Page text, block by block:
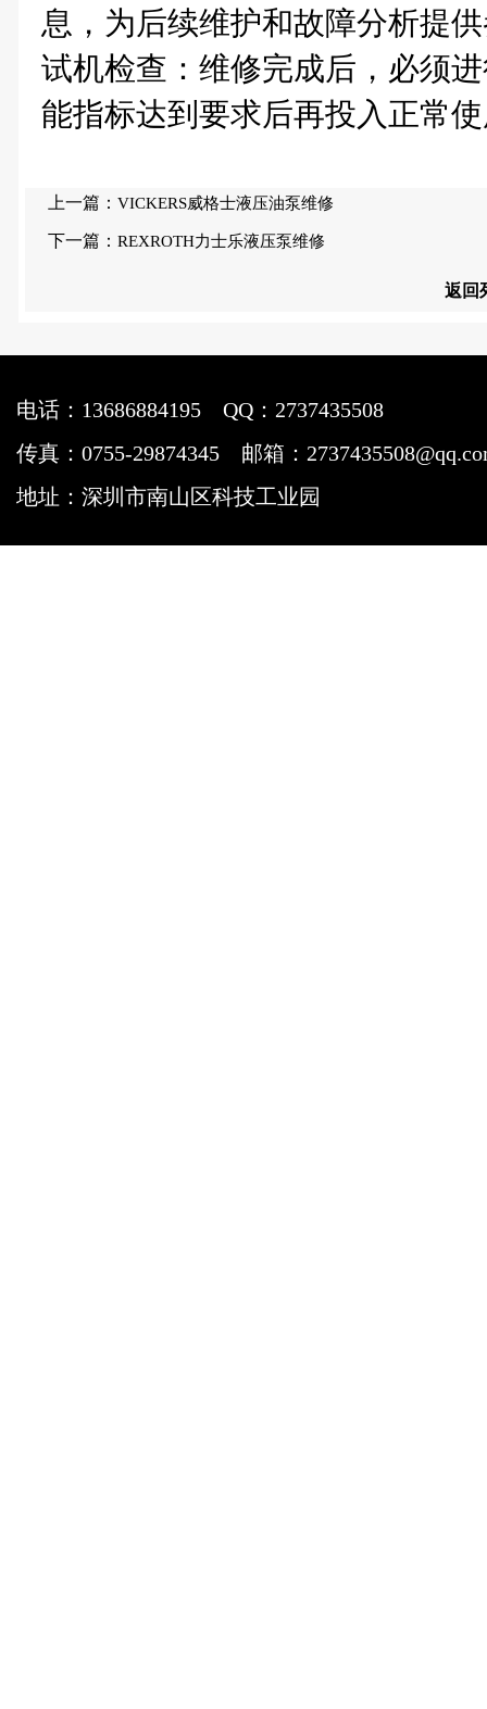
息，为后续维护和故障分析提
试机检查‌：维修完成后，必须
能指标达到要求后再投入正常
上一篇： VICKERS威格士液压油泵维修
下一篇： REXROTH力士乐液压泵维修
返回
电话：13686884195
QQ：2737435508
传真：0755-29874345
邮箱：
地址：深圳市南山区科技工业园